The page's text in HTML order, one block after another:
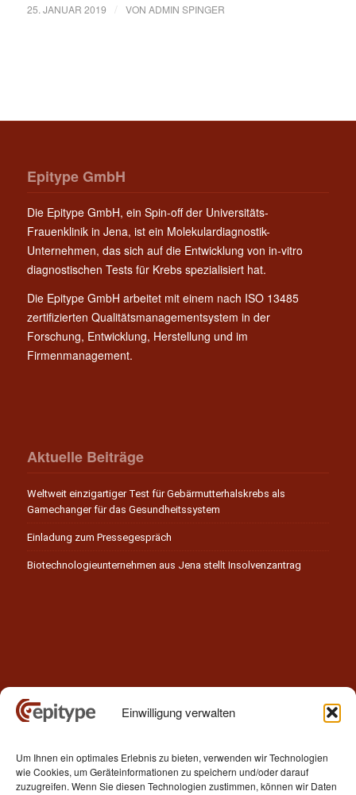
Einwilligung verwalten
Um Ihnen ein optimales Erlebnis zu bieten, verwenden wir Technologien
wie Cookies, um Geräteinformationen zu speichern und/oder darauf
zuzugreifen. Wenn Sie diesen Technologien zustimmen, können wir Daten
25. JANUAR 2019 / VON ADMIN SPINGER
Epitype GmbH
Die Epitype GmbH, ein Spin-off der Universitäts-
Frauenklinik in Jena, ist ein Molekulardiagnostik-
Unternehmen, das sich auf die Entwicklung von in-vitro
diagnostischen Tests für Krebs spezialisiert hat.
Die Epitype GmbH arbeitet mit einem nach ISO 13485
zertifizierten Qualitätsmanagementsystem in der
Forschung, Entwicklung, Herstellung und im
Firmenmanagement.
Aktuelle Beiträge
Weltweit einzigartiger Test für Gebärmutterhalskrebs als
Gamechanger für das Gesundheitssystem
Einladung zum Pressegespräch
Biotechnologieunternehmen aus Jena stellt Insolvenzantrag
Kontakt
Epitype GmbH
Löbstedter Str. 41